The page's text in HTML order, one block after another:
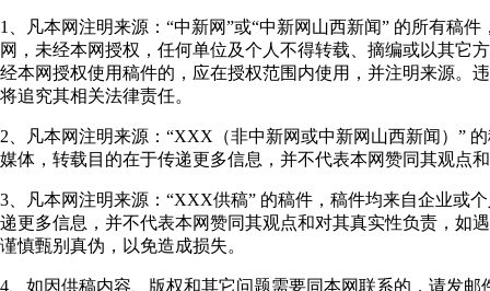
1、凡本网注明来源：“中新网”或“中新网山西新闻” 的所有稿
网，未经本网授权，任何单位及个人不得转载、摘编或以其它
经本网授权使用稿件的，应在授权范围内使用，并注明来源。
将追究其相关法律责任。
2、凡本网注明来源：“XXX（非中新网或中新网山西新闻）”
媒体，转载目的在于传递更多信息，并不代表本网赞同其观点
3、凡本网注明来源：“XXX供稿” 的稿件，稿件均来自企业或
递更多信息，并不代表本网赞同其观点和对其真实性负责，如
谨慎甄别真伪，以免造成损失。
4、如因供稿内容、版权和其它问题需要同本网联系的，请发邮